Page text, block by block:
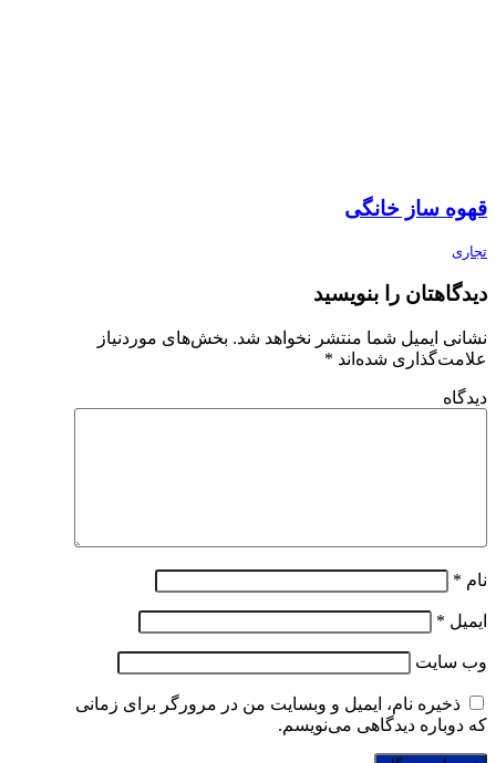
قهوه ساز خانگی
تجاری
دیدگاهتان را بنویسید
نشانی ایمیل شما منتشر نخواهد شد. بخش‌های موردنیاز
علامت‌گذاری شده‌اند *
دیدگاه
نام *
ایمیل *
وب‌ سایت
ذخیره نام، ایمیل و وبسایت من در مرورگر برای زمانی
که دوباره دیدگاهی می‌نویسم.